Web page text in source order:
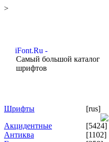
>
Самый большой каталог
шрифтов
Шрифты
[rus]
Акцидентные
[5424]
Антиква
[1102]